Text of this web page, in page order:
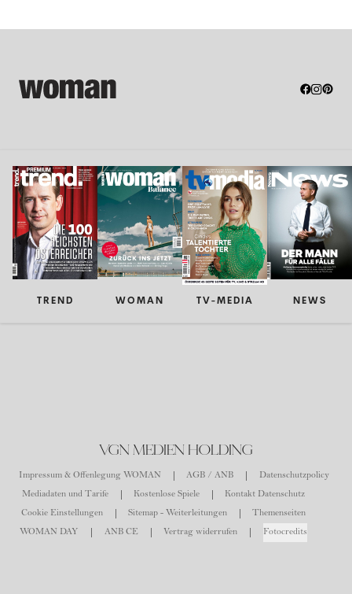
TREND WOMAN TV-MEDIA NEWS
VGN MEDIEN HOLDING
Impressum & Offenlegung WOMAN AGB / ANB
Datenschutzpolicy
Mediadaten und Tarife
Kostenlose Spiele
Kontakt Datenschutz
Cookie Einstellungen
Sitemap - Weiterleitungen
Themenseiten
WOMAN DAY
ANB CE Vertrag widerrufen Fotocredits